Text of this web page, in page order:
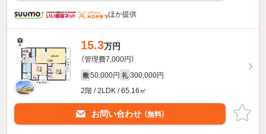
ほか提供
15.3万円
（管理費7,000円）
敷 50,000円 礼 300,000円
2階 / 2LDK / 65.16㎡
お問い合わせ （無料）